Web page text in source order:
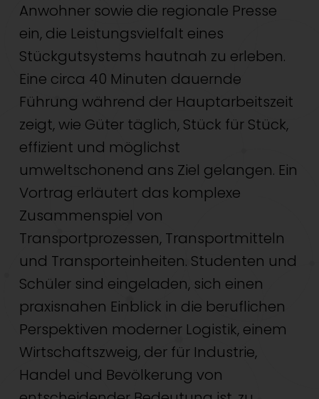
Anwohner sowie die regionale Presse
ein, die Leistungsvielfalt eines
Stückgutsystems hautnah zu erleben.
Eine circa 40 Minuten dauernde
Führung während der Hauptarbeitszeit
zeigt, wie Güter täglich, Stück für Stück,
effizient und möglichst
umweltschonend ans Ziel gelangen. Ein
Vortrag erläutert das komplexe
Zusammenspiel von
Transportprozessen, Transportmitteln
und Transporteinheiten. Studenten und
Schüler sind eingeladen, sich einen
praxisnahen Einblick in die beruflichen
Perspektiven moderner Logistik, einem
Wirtschaftszweig, der für Industrie,
Handel und Bevölkerung von